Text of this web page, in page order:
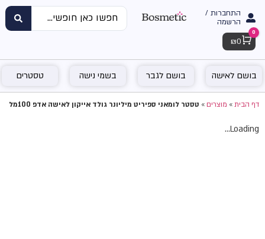
התחברות /
הרשמה
Cart
0
₪ 0
בושם לאישה בושם לגבר בשמי נישה טסטרים
דף הבית»מוצרים»טסטר לומאני ספיריט מיליונר גולד אייקון לאישה אדפ 100מל
Loading...